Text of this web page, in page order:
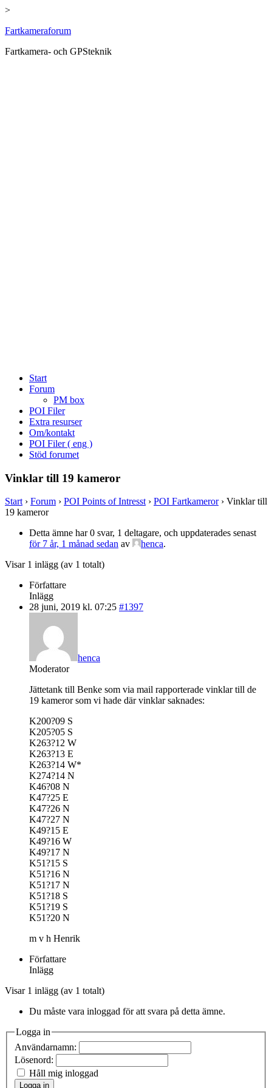
>
Hoppa
innehåll
Fartkameraforum
Fartkamera- och GPSteknik
Start
Forum
PM box
POI Filer
Extra resurser
Om/kontakt
POI Filer ( eng )
Stöd forumet
Vinklar till 19 kameror
Start › Forum › POI Points of Intresst › POI Fartkameror › Vinklar till
19 kameror
Detta ämne har 0 svar, 1 deltagare, och uppdaterades senast
för 7 år, 1 månad sedan av henca.
Visar 1 inlägg (av 1 totalt)
Författare
Inlägg
28 juni, 2019 kl. 07:25 #1397
henca
Moderator
Jättetank till Benke som via mail rapporterade vinklar till de
19 kameror som vi hade där vinklar saknades:
K200?09 S
K205?05 S
K263?12 W
K263?13 E
K263?14 W*
K274?14 N
K46?08 N
K47?25 E
K47?26 N
K47?27 N
K49?15 E
K49?16 W
K49?17 N
K51?15 S
K51?16 N
K51?17 N
K51?18 S
K51?19 S
K51?20 N
m v h Henrik
Författare
Inlägg
Visar 1 inlägg (av 1 totalt)
Du måste vara inloggad för att svara på detta ämne.
Logga in
Användarnamn:
Lösenord:
Håll mig inloggad
Logga in